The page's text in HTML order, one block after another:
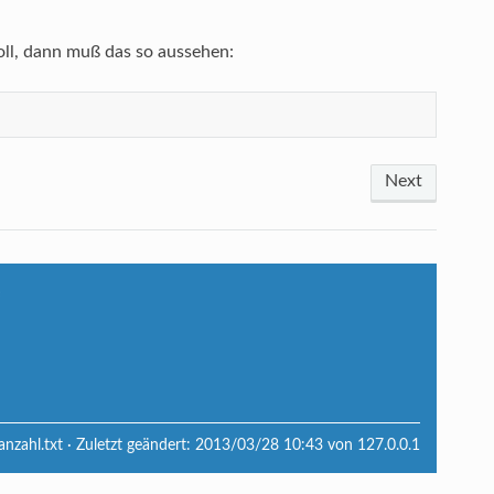
dann muß das so aussehen:
Next
· Zuletzt geändert:2013/03/28 10:43 von 127.0.0.1